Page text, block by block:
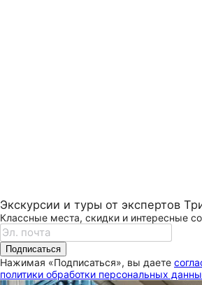
Экскурсии и туры от экспертов
Классные места, скидки и интересные
Подписаться
Нажимая «Подписаться», вы даете
политики обработки персональных